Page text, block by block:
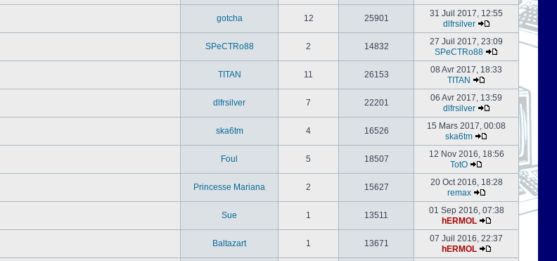
gotcha 12 25901
31 Juil 2017, 12:55
dlfrsilver
SPeCTRo88 2 14832
27 Juil 2017, 23:09
SPeCTRo88
TITAN 11 26153
08 Avr 2017, 18:33
TITAN
dlfrsilver 7 22201
06 Avr 2017, 13:59
dlfrsilver
ska6tm 4 16526
15 Mars 2017, 00:08
ska6tm
Foul 5 18507
12 Nov 2016, 18:56
TotO
Princesse Mariana 2 15627
20 Oct 2016, 18:28
remax
Sue 1 13511
01 Sep 2016, 07:38
hERMOL
Baltazart 1 13671
07 Juil 2016, 22:37
hERMOL